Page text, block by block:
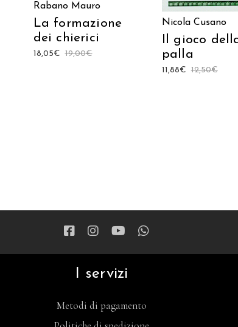
Rabano Mauro
La formazione
dei chierici
19,00€
18,05€
Nicola Cusano
Il gioco
palla
12,50€
11,88€
I servizi
Metodi di pagamento